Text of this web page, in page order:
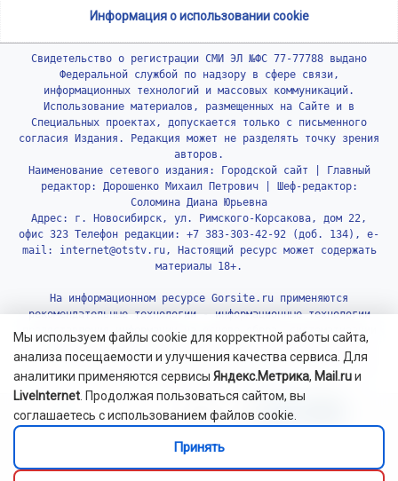
Мы используем файлы cookie для корректной работы сайта,
анализа посещаемости и улучшения качества сервиса. Для
аналитики применяются сервисы Яндекс.Метрика, Mail.ruи
LiveInternet . Продолжая пользоваться сайтом, вы
соглашаетесь с использованием файлов cookie.
Принять
Информация о использовании cookie
Свидетельство о регистрации СМИ ЭЛ №ФС 77-77788 выдано
Федеральной службой по надзору в сфере связи,
информационных технологий и массовых коммуникаций.
Использование материалов, размещенных на Сайте и в
Специальных проектах, допускается только с письменного
согласия Издания. Редакция может не разделять точку зрения
авторов.
Наименование сетевого издания: Городской сайт | Главный
редактор: Дорошенко Михаил Петрович | Шеф-редактор:
Соломина Диана Юрьевна
Адрес: г. Новосибирск, ул. Римского-Корсакова, дом 22,
офис 323 Телефон редакции: +7 383-303-42-92 (доб. 134), e-
mail: internet@otstv.ru, Настоящий ресурс может содержать
материалы 18+.
На информационном ресурсе Gorsite.ru применяются
рекомендательные технологии - информационные технологии
предоставления информации на основе сбора, систематизации
и анализа сведений, относящихся к предпочтениям
пользователей сети «Интернет», находящихся на территории
Российской Федерации.Подробнее.